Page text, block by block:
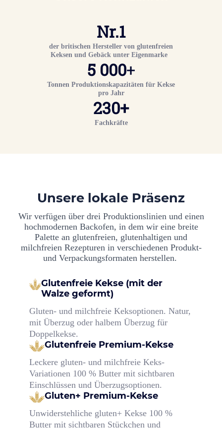
Nr.1
der britischen Hersteller von glutenfreien
Keksen und Gebäck unter Eigenmarke
5 000+
Tonnen Produktionskapazitäten für Kekse
pro Jahr
230+
Fachkräfte
Unsere lokale Präsenz
Wir verfügen über drei Produktionslinien und einen
hochmodernen Backofen, in dem wir eine breite
Palette an glutenfreien, glutenhaltigen und
milchfreien Rezepturen in verschiedenen Produkt-
und Verpackungsformaten herstellen.
Glutenfreie Kekse (mit der
Walze geformt)
Gluten- und milchfreie Keksoptionen. Natur,
mit Überzug oder halbem Überzug für
Doppelkekse.
Glutenfreie Premium-Kekse
Leckere gluten- und milchfreie Keks-
Variationen 100 % Butter mit sichtbaren
Einschlüssen und Überzugsoptionen.
Gluten+ Premium-Kekse
Unwiderstehliche gluten+ Kekse 100 %
Butter mit sichtbaren Stückchen und